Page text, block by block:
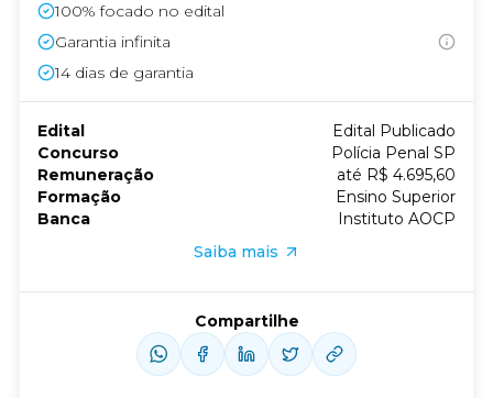
100% focado no edital
Garantia infinita
14 dias de garantia
Edital
Edital Publicado
Concurso
Polícia Penal SP
Remuneração
até R$ 4.695,60
Formação
Ensino Superior
Banca
Instituto AOCP
Saiba mais
Compartilhe